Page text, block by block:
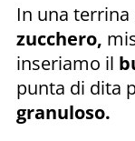
In una
zucchero,
inseriamo il
punta di dita
granuloso.